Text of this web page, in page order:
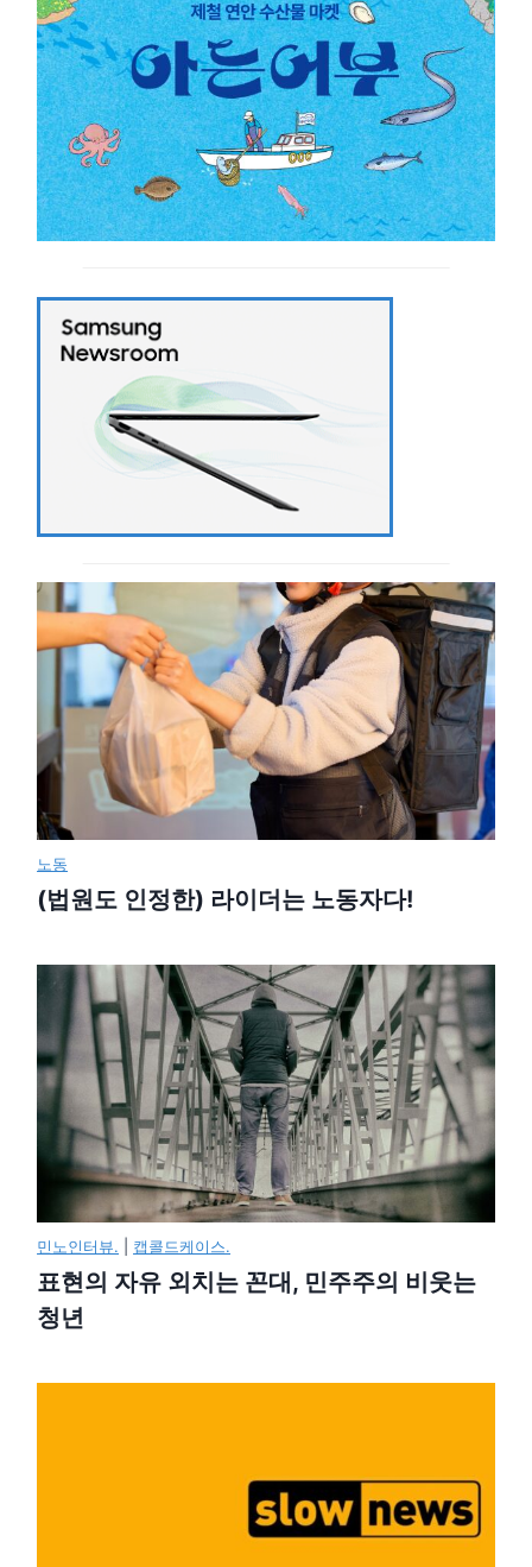
노동
(법원도 인정한) 라이더는 노동자다!
민노인터뷰. 캡콜드케이스.
표현의 자유 외치는 꼰대, 민주주의 비웃는
청년